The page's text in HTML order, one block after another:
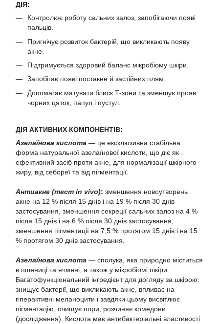
ДІЯ:
Контролює роботу сальних залоз, запобігаючи появі
пальців.
Пригнічує розвиток бактерій, що викликають появу
акне.
Підтримується здоровий баланс мікробіому шкіри.
Запобігає появі постакне й застійних плям.
Допомагає матувати блиск Т-зони та зменшує прояв
чорних цяток, папул і пустул.
ДІЯ АКТИВНИХ КОМПОНЕНТІВ:
Азелаїнова кислота — це ексклюзивна стабільна
форма натуральної азелаїнової кислоти, що діє як
ефективний засіб проти акне, для нормалізації шкірного
жиру, від себореї та від пігментації.
Антиакне (тест in vivo): зменшення новоутворень
акне на 12 % після 15 днів і на 19 % після 30 днів
застосування, зменшення секреції сальних залоз на 4 %
після 15 днів і на 6 % після 30 днів застосування,
зменшення пігментації на 7,5 % протягом 15 днів і на 15
% протягом 30 днів застосування.
Азелаїнова кислота — сполука, яка природно міститься
в пшениці та ячмені, а також у мікробіомі шкіри.
Багатофункціональний інгредієнт для догляду за шкірою:
знищує бактерії, що викликають акне, впливає на
гіперактивні меланоцити і завдяки цьому висвітлює
пігментацію, очищує пори, розчиняє комедони
(дослідження). Кислота має антибактеріальні властивості